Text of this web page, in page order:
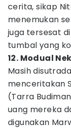
cerita, sikap
menemukan
juga tersesat
tumbal yang
12. Modual
Masih
menceritakan
(Tarra
uang mereka
digunakan